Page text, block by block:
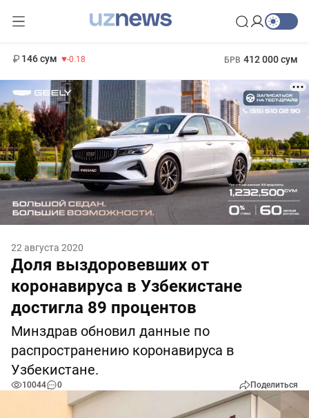
146 сум -0.18 БРВ 412 000 сум
22 августа 2020
Доля выздоровевших от
коронавируса в Узбекистане
достигла 89 процентов
Минздрав обновил данные по
распространению коронавируса в
Узбекистане.
10044 0 Поделиться